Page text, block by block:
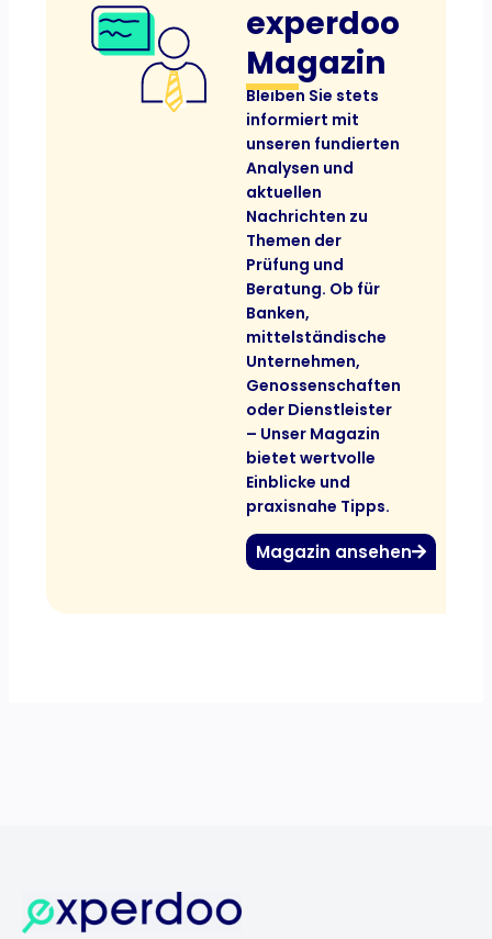
experdoo
Magazin
Bleiben Sie stets
informiert mit
unseren fundierten
Analysen und
aktuellen
Nachrichten zu
Themen der
Prüfung und
Beratung. Ob für
Banken,
mittelständische
Unternehmen,
Genossenschaften
oder Dienstleister
– Unser Magazin
bietet wertvolle
Einblicke und
praxisnahe Tipps.
Magazin ansehen